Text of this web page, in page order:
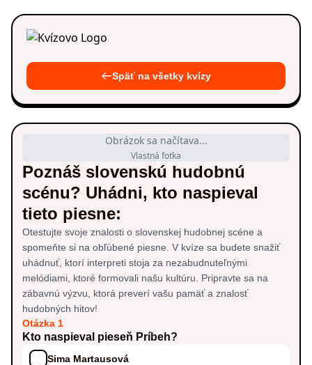
Späť na všetky kvízy
Obrázok sa načítava...
Vlastná fotka
Poznáš slovenskú hudobnú
scénu? Uhádni, kto naspieval
tieto piesne:
Otestujte svoje znalosti o slovenskej hudobnej scéne a
spomeňte si na obľúbené piesne. V kvíze sa budete snažiť
uhádnuť, ktorí interpreti stoja za nezabudnuteľnými
melódiami, ktoré formovali našu kultúru. Pripravte sa na
zábavnú výzvu, ktorá preverí vašu pamäť a znalosť
hudobných hitov!
Otázka 1
Kto naspieval pieseň Príbeh?
Sima Martausová